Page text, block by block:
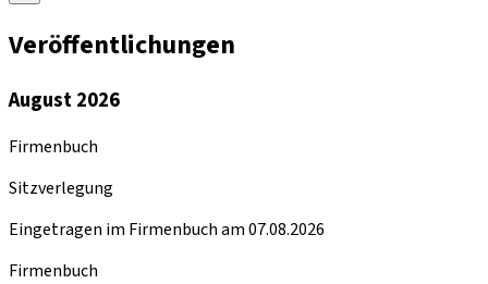
Veröffentlichungen
August 2026
Firmenbuch
Sitzverlegung
Eingetragen im Firmenbuch am 07.08.2026
Firmenbuch